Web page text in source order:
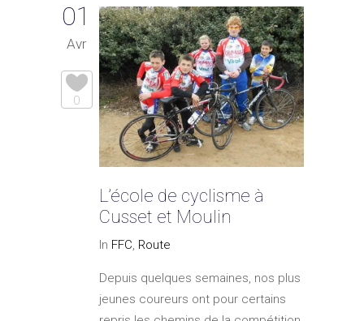
01
Avr
0
L’école de cyclisme à
Cusset et Moulin
In FFC, Route
Depuis quelques semaines, nos plus
jeunes coureurs ont pour certains